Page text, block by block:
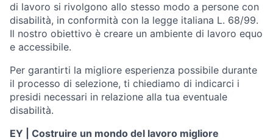
di lavoro si rivolgono allo stesso modo a persone con
disabilità, in conformità con la legge italiana L. 68/99.
Il nostro obiettivo è creare un ambiente di lavoro equo
e accessibile.
Per garantirti la migliore esperienza possibile durante
il processo di selezione, ti chiediamo di indicarci i
presidi necessari in relazione alla tua eventuale
disabilità.
EY | Costruire un mondo del lavoro migliore